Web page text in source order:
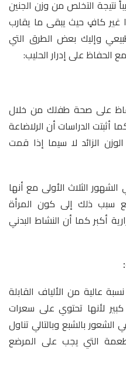
الأم 5 كجم تقريباً نتيجة التخلص من وزن الجنين
كافٍ حيث يبقى ما يقارب
وإليك بعض الطرق التي
الحفاظ على إدرار الحليب:
على صحة طفلك من خلال
أثبتت الدراسات أن الرلاضاعة
الزائد لا سيما إذا قمت
الثلاث الأولى مع أنها
سبب ذلك إلى كون المرأة
أكبر كما أن النشاط البدني
عالية من الألياف القابلة
لأنها تحتوي على سعرات
بالشبع وبالتالي تناول
التي يجب على المرضع